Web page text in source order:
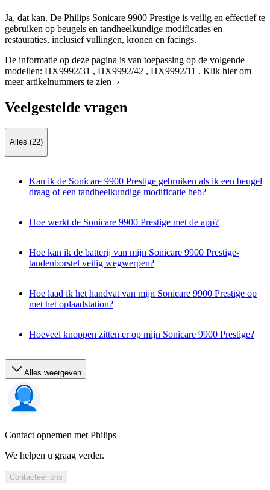
Ja, dat kan. De Philips Sonicare 9900 Prestige is veilig en effectief te
gebruiken op beugels en tandheelkundige modificaties en
restauraties, inclusief vullingen, kronen en facings.
De informatie op deze pagina is van toepassing op de volgende
modellen: HX9992/31 , HX9992/42 , HX9992/11 . Klik hier om
meer artikelnummers te zien ›
Veelgestelde vragen
Alles (22)
Kan ik de Sonicare 9900 Prestige gebruiken als ik een beugel
draag of een tandheelkundige modificatie heb?
Hoe werkt de Sonicare 9900 Prestige met de app?
Hoe kan ik de batterij van mijn Sonicare 9900 Prestige-
tandenborstel veilig wegwerpen?
Hoe laad ik het handvat van mijn Sonicare 9900 Prestige op
met het oplaadstation?
Hoeveel knoppen zitten er op mijn Sonicare 9900 Prestige?
Alles weergeven
Contact opnemen met Philips
We helpen u graag verder.
Contacteer ons